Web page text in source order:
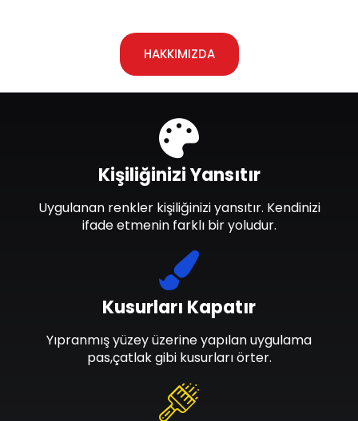
HAKKIMIZDA
Kusurları Kapatır
Yıpranmış yüzey üzerine yapılan uygulama
pas,çatlak gibi kusurları örter.
Kişiliğinizi Yansıtır
Uygulanan renkler kişiliğinizi yansıtır. Kendinizi
ifade etmenin farklı bir yoludur.